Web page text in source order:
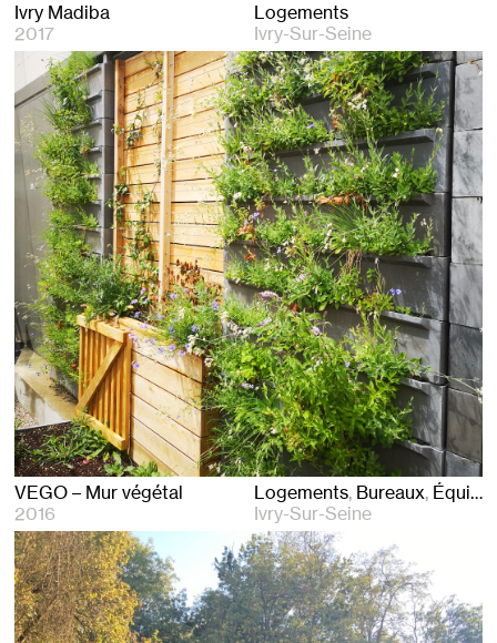
Ivry Madiba
2017
Logements
Ivry-Sur-Seine
VEGO – Mur végétal
2016
Logements Bureaux Équipements
Ivry-Sur-Seine